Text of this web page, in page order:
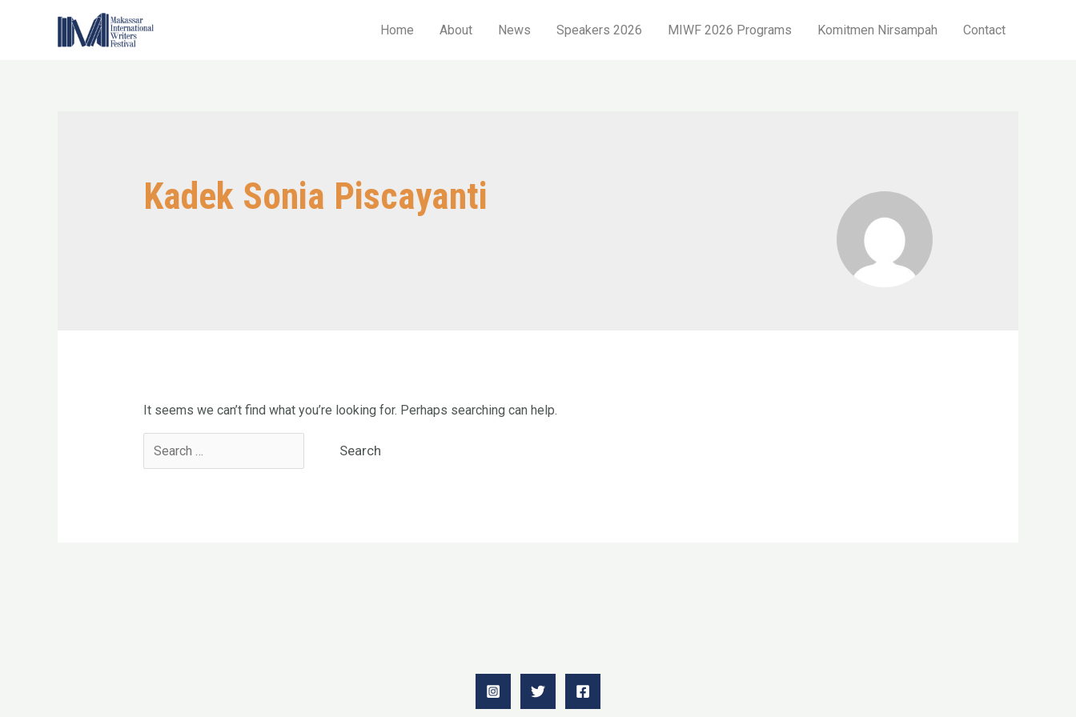
Home About News Speakers 2026 MIWF 2026 Programs Komitmen Nirsampah Contact
Kadek Sonia Piscayanti
It seems we can’t find what you’re looking for. Perhaps searching can help.
Search